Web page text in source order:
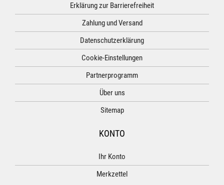
Erklärung zur Barrierefreiheit
Zahlung und Versand
Datenschutzerklärung
Cookie-Einstellungen
Partnerprogramm
Über uns
Sitemap
KONTO
Ihr Konto
Merkzettel